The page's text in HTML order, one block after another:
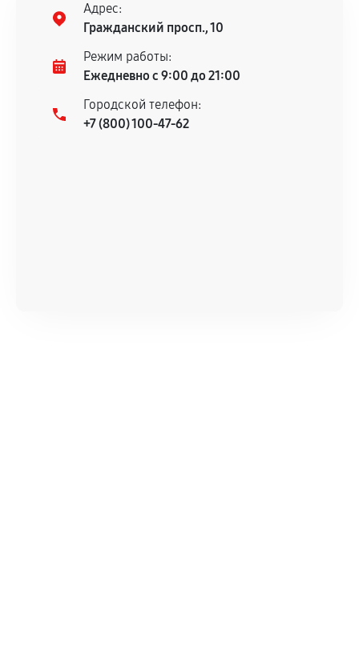
Адрес:
Гражданский просп., 10
Режим работы:
Ежедневно с 9:00 до 21:00
Городской телефон:
+7 (800) 100-47-62